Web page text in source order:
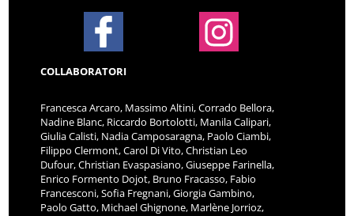
COLLABORATORI
Francesca Arcaro, Massimo Altini, Corrado Bellora,
Nadine Blanc, Riccardo Bortolotti, Manila Calipari,
Giulia Calisti, Nadia Camposaragna, Paolo Ciambi,
Filippo Clermont, Carol Di Vito, Christian Leo
Dufour, Christian Evaspasiano, Giuseppe Farinella,
Enrico Formento Dojot, Bruno Fracasso, Fabio
Francesconi, Sofia Fregnani, Giorgia Gambino,
Paolo Gatto, Michael Ghignone, Marlène Jorrioz,